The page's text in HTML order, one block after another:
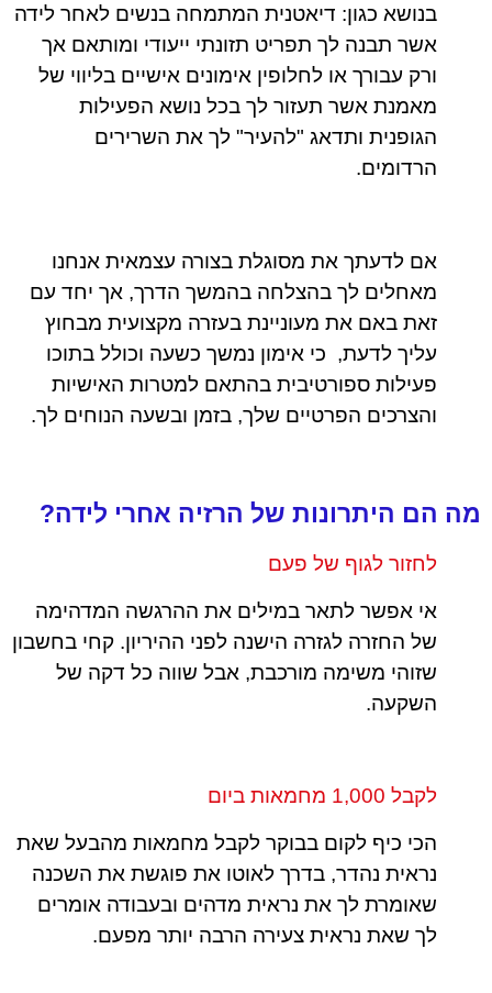
בנושא כגון: דיאטנית המתמחה בנשים לאחר לידה
אשר תבנה לך תפריט תזונתי ייעודי ומותאם אך
ורק עבורך או לחלופין אימונים אישיים בליווי של
מאמנת אשר תעזור לך בכל נושא הפעילות
הגופנית ותדאג "להעיר" לך את השרירים
הרדומים.
אם לדעתך את מסוגלת בצורה עצמאית אנחנו
מאחלים לך בהצלחה בהמשך הדרך, אך יחד עם
זאת באם את מעוניינת בעזרה מקצועית מבחוץ
עליך לדעת, כי אימון נמשך כשעה וכולל בתוכו
פעילות ספורטיבית בהתאם למטרות האישיות
והצרכים הפרטיים שלך, בזמן ובשעה הנוחים לך.
מה הם היתרונות של הרזיה אחרי לידה?
לחזור לגוף של פעם
אי אפשר לתאר במילים את ההרגשה המדהימה
של החזרה לגזרה הישנה לפני ההיריון. קחי בחשבון
שזוהי משימה מורכבת, אבל שווה כל דקה של
השקעה.
לקבל 1,000 מחמאות ביום
הכי כיף לקום בבוקר לקבל מחמאות מהבעל שאת
נראית נהדר, בדרך לאוטו את פוגשת את השכנה
שאומרת לך את נראית מדהים ובעבודה אומרים
לך שאת נראית צעירה הרבה יותר מפעם.